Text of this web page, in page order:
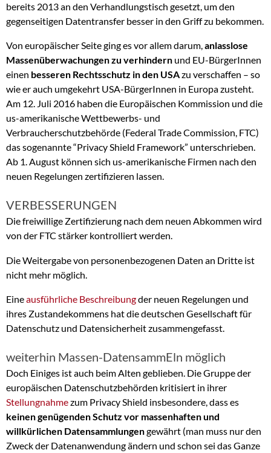
bereits 2013 an den Verhandlungstisch gesetzt, um den
gegenseitigen Datentransfer besser in den Griff zu bekommen.
Von europäischer Seite ging es vor allem darum,anlasslose
Massenüberwachungen zu verhindern und EU-BürgerInnen
einen besseren Rechtsschutz in den USAzu verschaffen – so
wie er auch umgekehrt USA-BürgerInnen in Europa zusteht.
Am 12. Juli 2016 haben die Europäischen Kommission und die
us-amerikanische Wettbewerbs- und
Verbraucherschutzbehörde (Federal Trade Commission, FTC)
das sogenannte “Privacy Shield Framework” unterschrieben.
Ab 1. August können sich us-amerikanische Firmen nach den
neuen Regelungen zertifizieren lassen.
VERBESSERUNGEN
Die freiwillige Zertifizierung nach dem neuen Abkommen wird
von der FTC stärker kontrolliert werden.
Die Weitergabe von personenbezogenen Daten an Dritte ist
nicht mehr möglich.
Eineausführliche Beschreibungder neuen Regelungen und
ihres Zustandekommens hat die deutschen Gesellschaft für
Datenschutz und Datensicherheit zusammengefasst.
weiterhin Massen-DatensammEln möglich
Doch Einiges ist auch beim Alten geblieben. Die Gruppe der
europäischen Datenschutzbehörden kritisiert in ihrer
Stellungnahmezum Privacy Shield insbesondere, dass es
keinen genügenden Schutz vor massenhaften und
willkürlichen Datensammlungengewährt (man muss nur den
Zweck der Datenanwendung ändern und schon sei das Ganze